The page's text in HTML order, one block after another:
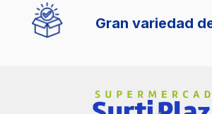
Gran variedad